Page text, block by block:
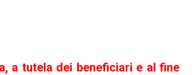
a tutela dei beneficiari e al fine